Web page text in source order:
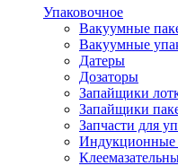
Упаковочное
Вакуумные
Вакуумные
Датеры
Дозаторы
Запайщики
Запайщики
Запчасти для
Индукционные